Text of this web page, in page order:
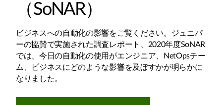
（SoNAR）
ビジネスへの自動化の影響をご覧ください。ジュニパ
ーの協賛で実施された調査レポート、2020年度SoNAR
では、今日の自動化の使用がエンジニア、NetOpsチー
ム、ビジネスにどのような影響を及ぼすかが明らかに
なりました。